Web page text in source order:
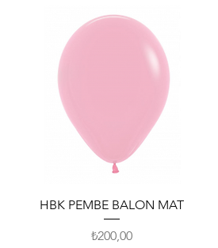
Hızlı Bakış
HBK PEMBE BALON MAT
Fiyat
₺200,00